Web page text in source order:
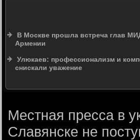
В Москве прошла встреча глав
Армении
Улюкаев: профессионализм и
снискали уважение
Местная пресса в
Славянске не